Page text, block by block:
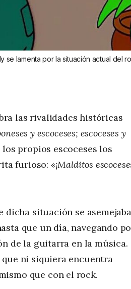
se lamenta por la situación actual del
las rivalidades históricas
y escoceses; escoceses y
propios escoceses los
furioso: «¡Malditos
situación se
que un día, navegando
de la guitarra en la música.
que ni siquiera encuentra
que con el rock.